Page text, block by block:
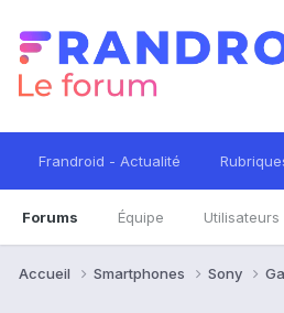
Frandroid - Actualité
Forums Équipe
Accueil Smartphones Sony